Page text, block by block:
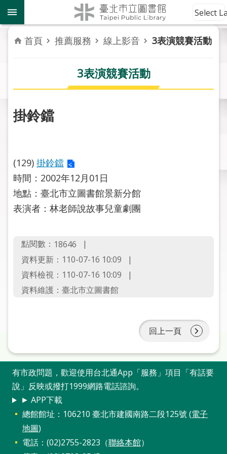
跳到主要內容區塊
到
館
資
訊
者
務
報
關
於
線
上
申
請
答
加
入
市
圖
網
Select
首頁 推薦服務 線上影音 3表演競賽活動
3表演競賽活動
掛鈴鐺
(129) 掛鈴鐺
時間：2002年12月01日
地點：臺北市立圖書館景新分館
表演者：林老師說故事兒童劇團
點閱數： 18646
資料更新：110-07-16 10:09
資料檢視：110-07-16 10:09
資料維護：臺北市立圖書館
回上一頁
有市政問題，歡迎使用台北通App「服務」項目「有話要
說」反映或撥打1999網路電話諮詢。
► APP下載
總館館址：106210 臺北市建國南路二段125號 (電子
地圖)
電話：(02)2755-2823（聯絡本館）